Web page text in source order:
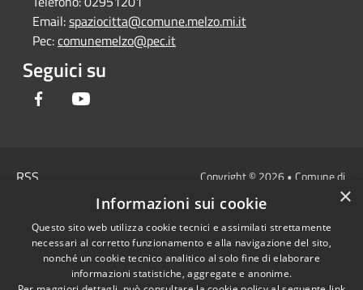
Email:spaziocitta@comune.melzo.mi.it
Pec:comunemelzo@pec.it
Seguici su
Facebook
RSS
Cookie
Mappa del sito
Area Interna
Copyright © 2026 • Comune di
Melzo - Città Metropolitana di
Milano • Powered by
Municipium•Accesso
redazione
×
Informazioni sui cookie
Questo sito web utilizza cookie tecnici e assimilati strettamente
necessari al corretto funzionamento e alla navigazione del sito,
nonché un cookie tecnico analitico al solo fine di elaborare
informazioni statistiche, aggregate e anonime.